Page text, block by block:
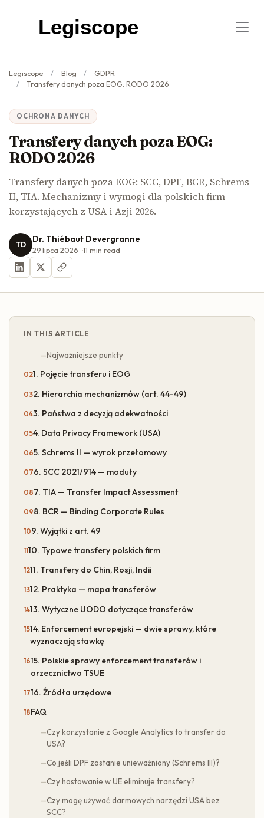
Legiscope
Legiscope Blog
GDPR
Transfery danych poza EOG: RODO 2026
OCHRONA DANYCH
Transfery danych poza EOG:
RODO 2026
Transfery danych poza EOG: SCC, DPF, BCR, Schrems
II, TIA. Mechanizmy i wymogi dla polskich firm
korzystających z USA i Azji 2026.
TD Dr. Thiébaut Devergranne
29 lipca 2026 11 min read
IN THIS ARTICLE
Najważniejsze punkty
1. Pojęcie transferu i EOG
2. Hierarchia mechanizmów (art. 44-49)
3. Państwa z decyzją adekwatności
4. Data Privacy Framework (USA)
5. Schrems II — wyrok przełomowy
6. SCC 2021/914 — moduły
7. TIA — Transfer Impact Assessment
8. BCR — Binding Corporate Rules
9. Wyjątki z art. 49
10. Typowe transfery polskich firm
11. Transfery do Chin, Rosji, Indii
12. Praktyka — mapa transferów
13. Wytyczne UODO dotyczące transferów
14. Enforcement europejski — dwie sprawy, które
wyznaczają stawkę
15. Polskie sprawy enforcement transferów i
orzecznictwo TSUE
16. Źródła urzędowe
FAQ
Czy korzystanie z Google Analytics to transfer do
USA?
Co jeśli DPF zostanie unieważniony (Schrems III)?
Czy hostowanie w UE eliminuje transfery?
Czy mogę używać darmowych narzędzi USA bez
SCC?